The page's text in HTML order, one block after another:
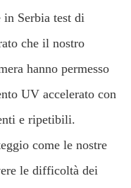
Serbia test di
che il nostro
hanno permesso
UV accelerato con
e ripetibili.
come le nostre
le difficoltà dei